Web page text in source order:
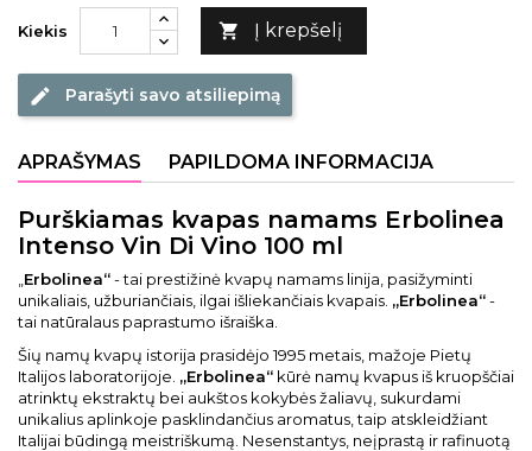
Kiekis  Į krepšelį
edit Parašyti savo atsiliepimą
APRAŠYMAS PAPILDOMA INFORMACIJA
Purškiamas kvapas namams Erbolinea
Intenso Vin Di Vino 100 ml
Erbolinea“- tai prestižinė kvapų namams linija, pasižyminti
unikaliais, užburiančiais, ilgai išliekančiais kvapais. „Erbolinea“-
tai natūralaus paprastumo išraiška.
Šių namų kvapų istorija prasidėjo 1995 metais, mažoje Pietų
Italijos laboratorijoje. „Erbolinea“ kūrė namų kvapus iš kruopščiai
atrinktų ekstraktų bei aukštos kokybės žaliavų, sukurdami
unikalius aplinkoje pasklindančius aromatus, taip atskleidžiant
Italijai būdingą meistriškumą. Nesenstantys, neįprastą ir rafinuotą